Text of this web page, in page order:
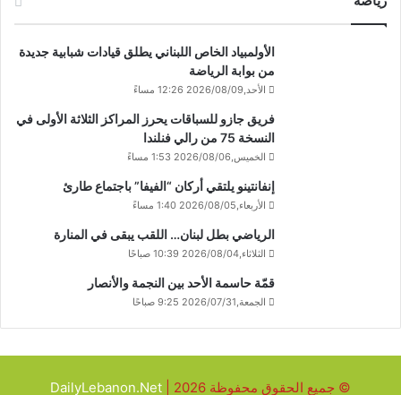
الأولمبياد الخاص اللبناني يطلق قيادات شبابية جديدة
من بوابة الرياضة
الأحد,2026/08/09 12:26 مساءً
فريق جازو للسباقات يحرز المراكز الثلاثة الأولى في
النسخة 75 من رالي فنلندا
الخميس,2026/08/06 1:53 مساءً
إنفانتينو يلتقي أركان “الفيفا” باجتماع طارئ
الأربعاء,2026/08/05 1:40 مساءً
الرياضي بطل لبنان… اللقب يبقى في المنارة
الثلاثاء,2026/08/04 10:39 صباحًا
قمّة حاسمة الأحد بين النجمة والأنصار
الجمعة,2026/07/31 9:25 صباحًا
© جميع الحقوق محفوظة 2026 | DailyLebanon.Net